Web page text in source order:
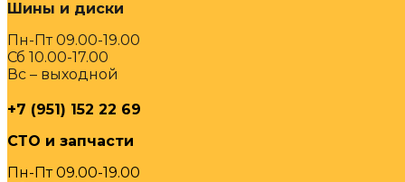
Шины и диски
Пн-Пт 09.00-19.00
Сб 10.00-17.00
Вс – выходной
+7 (951) 152 22 69
СТО и запчасти
Пн-Пт 09.00-19.00